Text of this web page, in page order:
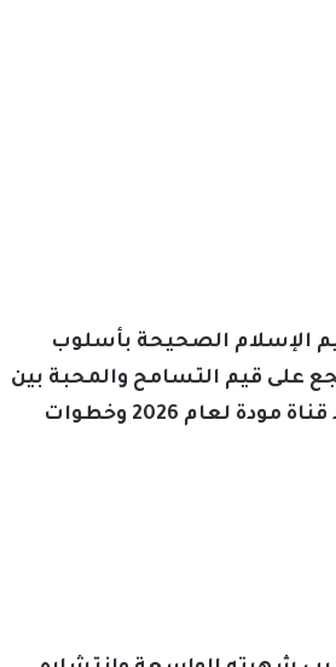
الإسلام الصحيحة بأسلوب
على قيم التسامح والمحبة بين
الناس، بهدف تحقيق حياة يسودها المودة والرحمة والتآلف، ومن خلال موقعنا نستعرض تردد قناة مودة لعام 2026 وخطوات